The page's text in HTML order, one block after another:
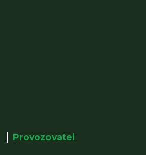
Provozovatel